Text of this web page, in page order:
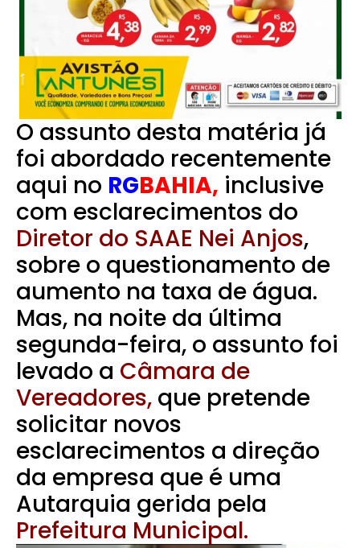
O assunto desta matéria já
foi abordado recentemente
aqui no RGBAHIA, inclusive
com esclarecimentos do
Diretor do SAAE Nei Anjos,
sobre o questionamento de
aumento na taxa de água.
Mas, na noite da última
segunda-feira, o assunto foi
levado a Câmara de
Vereadores, que pretende
solicitar novos
esclarecimentos a direção
da empresa que é uma
Autarquia gerida pela
Prefeitura Municipal.